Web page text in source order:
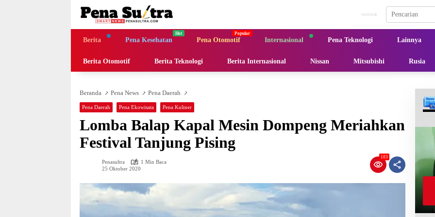
Berita Pena Kesehatan Pena Otomotif Internasional Pena Teknologi Lainnya
Berita Otomotif Berita Teknologi Berita Internasional Nissan Mitsubishi Rusia
Beranda Pena News Pena Daerah
Pena Daerah Pena Ekowisata Pena Kuliner
Lomba Balap Kapal Mesin Dompeng Meriahkan
Festival Tanjung Pising
Penasultra
1 Min Baca
25 Oktober 2020
183